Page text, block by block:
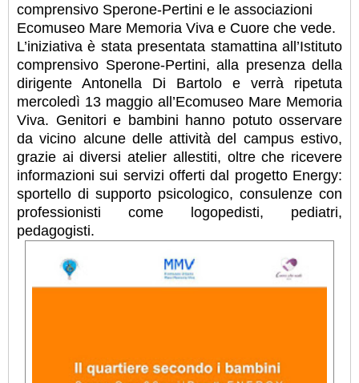
comprensivo Sperone-Pertini e le associazioni
Ecomuseo Mare Memoria Viva e Cuore che vede.
L’iniziativa è stata presentata stamattina all’Istituto
comprensivo Sperone-Pertini, alla presenza della
dirigente Antonella Di Bartolo e verrà ripetuta
mercoledì 13 maggio all’Ecomuseo Mare Memoria
Viva. Genitori e bambini hanno potuto osservare
da vicino alcune delle attività del campus estivo,
grazie ai diversi atelier allestiti, oltre che ricevere
informazioni sui servizi offerti dal progetto Energy:
sportello di supporto psicologico, consulenze con
professionisti come logopedisti, pediatri,
pedagogisti.